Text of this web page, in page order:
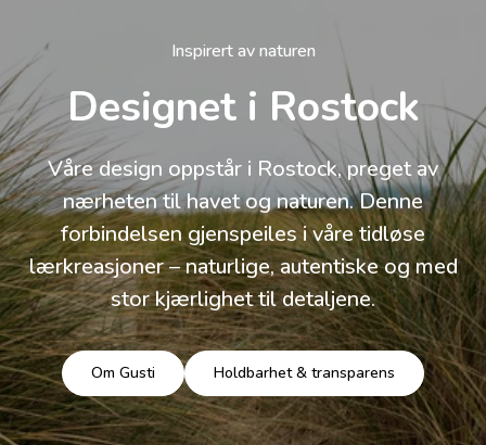
Inspirert av naturen
Designet i Rostock
Våre design oppstår i Rostock, preget av
nærheten til havet og naturen. Denne
forbindelsen gjenspeiles i våre tidløse
lærkreasjoner – naturlige, autentiske og med
stor kjærlighet til detaljene.
Om Gusti Holdbarhet & transparens